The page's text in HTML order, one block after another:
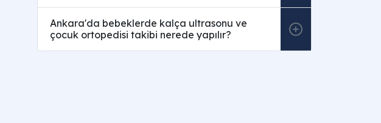
Ankara'da bebeklerde kalça ultrasonu ve
çocuk ortopedisi takibi nerede yapılır?